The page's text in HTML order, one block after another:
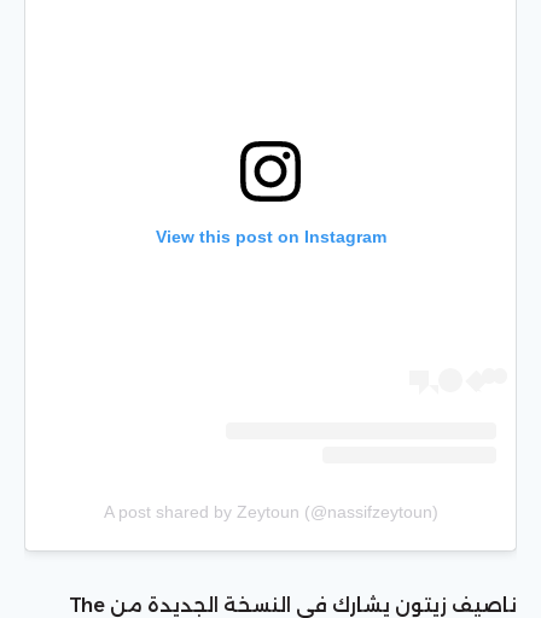
View this post on Instagram
A post shared by Zeytoun (@nassifzeytoun)
ناصيف زيتون يشارك في النسخة الجديدة من The